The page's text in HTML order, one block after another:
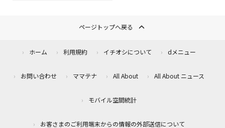
ページトップへ戻る
ホーム 利用規約 イチオシについて dメニュー
お問い合わせ ママテナ All About All About ニュース
モバイル空間統計
お客さまのご利用端末からの情報の外部送信について